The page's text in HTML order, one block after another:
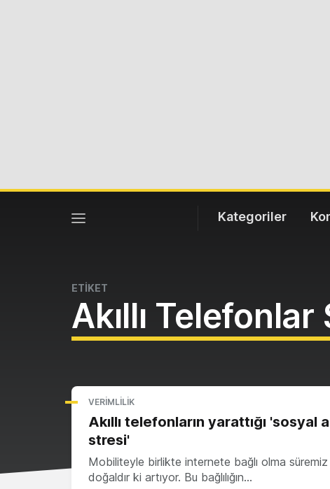
Kategoriler
ETİKET
Akıllı Telefonlar
VERIMLILIK
Akıllı telefonların yarattığı 'sosyal
stresi'
Mobiliteyle birlikte internete bağlı olma süremiz
doğaldır ki artıyor. Bu bağlılığın…